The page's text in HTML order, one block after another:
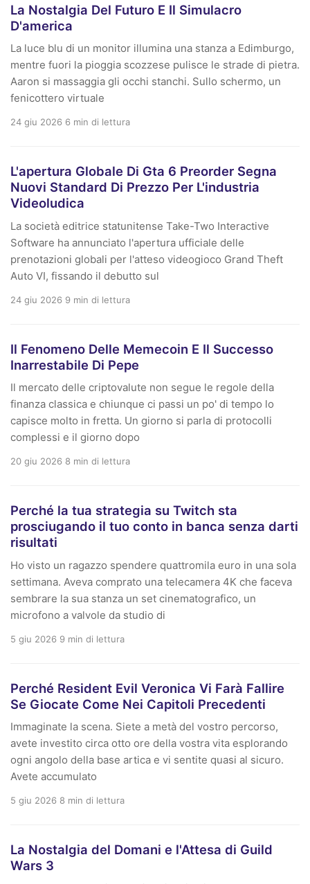
La Nostalgia Del Futuro E Il Simulacro
D'america
La luce blu di un monitor illumina una stanza a Edimburgo,
mentre fuori la pioggia scozzese pulisce le strade di pietra.
Aaron si massaggia gli occhi stanchi. Sullo schermo, un
fenicottero virtuale
24 giu 2026 6 min di lettura
L'apertura Globale Di Gta 6 Preorder Segna
Nuovi Standard Di Prezzo Per L'industria
Videoludica
La società editrice statunitense Take-Two Interactive
Software ha annunciato l'apertura ufficiale delle
prenotazioni globali per l'atteso videogioco Grand Theft
Auto VI, fissando il debutto sul
24 giu 2026 9 min di lettura
Il Fenomeno Delle Memecoin E Il Successo
Inarrestabile Di Pepe
Il mercato delle criptovalute non segue le regole della
finanza classica e chiunque ci passi un po' di tempo lo
capisce molto in fretta. Un giorno si parla di protocolli
complessi e il giorno dopo
20 giu 2026 8 min di lettura
Perché la tua strategia su Twitch sta
prosciugando il tuo conto in banca senza darti
risultati
Ho visto un ragazzo spendere quattromila euro in una sola
settimana. Aveva comprato una telecamera 4K che faceva
sembrare la sua stanza un set cinematografico, un
microfono a valvole da studio di
5 giu 2026 9 min di lettura
Perché Resident Evil Veronica Vi Farà Fallire
Se Giocate Come Nei Capitoli Precedenti
Immaginate la scena. Siete a metà del vostro percorso,
avete investito circa otto ore della vostra vita esplorando
ogni angolo della base artica e vi sentite quasi al sicuro.
Avete accumulato
5 giu 2026 8 min di lettura
La Nostalgia del Domani e l'Attesa di Guild
Wars 3